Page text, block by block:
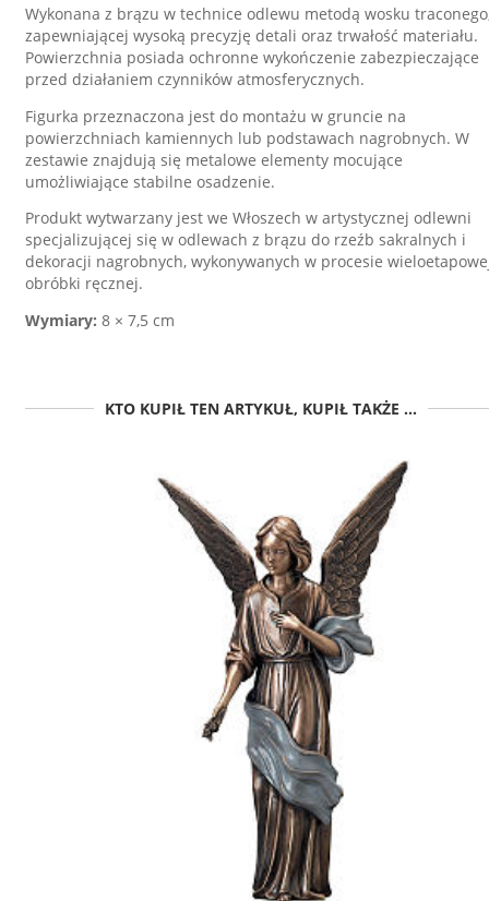
Wykonana z brązu w technice odlewu metodą wosku
zapewniającej wysoką precyzję detali oraz trwałość materiału.
Powierzchnia posiada ochronne wykończenie zabezpieczające
przed działaniem czynników atmosferycznych.
Figurka przeznaczona jest do montażu w gruncie na
powierzchniach kamiennych lub podstawach nagrobnych. W
zestawie znajdują się metalowe elementy mocujące
umożliwiające stabilne osadzenie.
Produkt wytwarzany jest we Włoszech w artystycznej odlewni
specjalizującej się w odlewach z brązu do rzeźb sakralnych i
dekoracji nagrobnych, wykonywanych w procesie
obróbki ręcznej.
Wymiary: 8 × 7,5 cm
KTO KUPIŁ TEN ARTYKUŁ, KUPIŁ TAKŻE ...